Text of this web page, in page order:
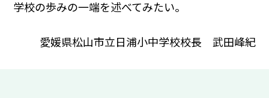
学校の歩みの一端を述べてみたい。
愛媛県松山市立日浦小中学校校長 武田峰紀